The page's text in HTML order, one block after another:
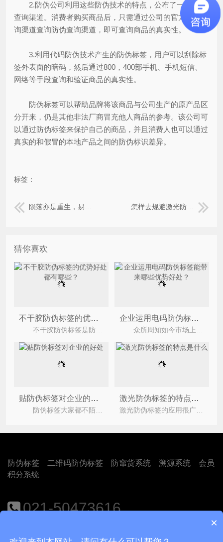
2.防伪公司利用这些防伪技术的特点，公布了一些防伪
查询渠道。消费者购买商品后，只需通过公司的官方防伪查
询渠道查询防伪查询渠道，即可查询商品的真实性。
3.利用代码防伪技术产生的防伪标签，用户可以刮除标
签外表面的暗码，然后通过800，400部手机、手机短信、
网络等手段查询和验证商品的真实性。
防伪标签可以帮助品牌将该商品与公司生产的原产品区
分开来，仍是其他非法厂商冒充他人商品的参考。该公司可
以通过防伪标签来保护自己的商品，并且消费人也可以通过
真实的和假冒的本地产品之间的防伪标识差异。
标签：
陨落亦是重生，易碎纸防伪标签如此任性 怎样去规避激光防伪标签的三大类问题
猜你喜欢
不干胶防伪标签的优势好处都有哪些？ 企业运用电码防伪标签能带来哪些优势好处？
贴防伪标签对企业的好处 激光防伪标签的特点是什么
防伪标签 二维码防伪标签 防窜货系统 溯源系统
会员
积分系统
021-50473616
×